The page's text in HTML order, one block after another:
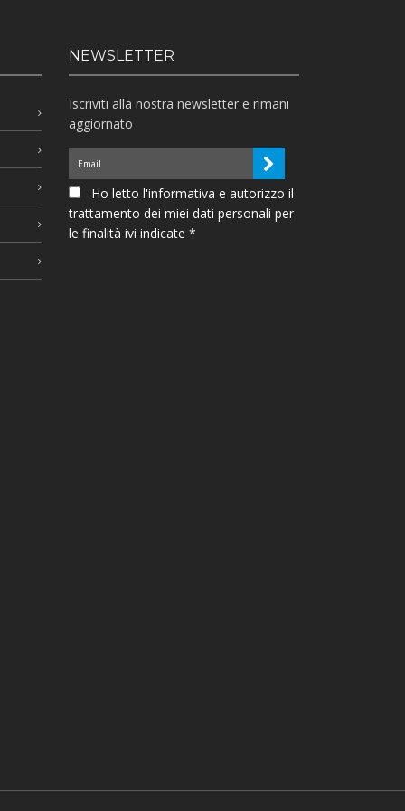
NEWSLETTER
Iscriviti alla nostra newsletter e rimani
aggiornato
Ho letto l'informativa e autorizzo il
trattamento dei miei dati personali per
le finalità ivi indicate *